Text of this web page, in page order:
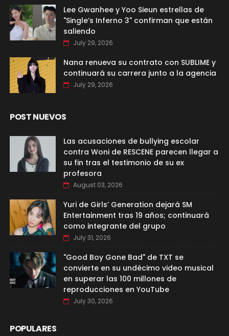
Lee Gwanhee y Yoo Sieun estrellas de
"Single’s Inferno 3" confirman que están
saliendo
July 29, 2026
Nana renueva su contrato con SUBLIME y
continuará su carrera junto a la agencia
July 29, 2026
POST NUEVOS
Las acusaciones de bullying escolar
contra Woni de RESCENE parecen llegar a
su fin tras el testimonio de su ex
profesora
August 03, 2026
Yuri de Girls’ Generation dejará SM
Entertainment tras 19 años; continuará
como integrante del grupo
July 31, 2026
"Good Boy Gone Bad" de TXT se
convierte en su undécimo video musical
en superar las 100 millones de
reproducciones en YouTube
July 30, 2026
POPULARES